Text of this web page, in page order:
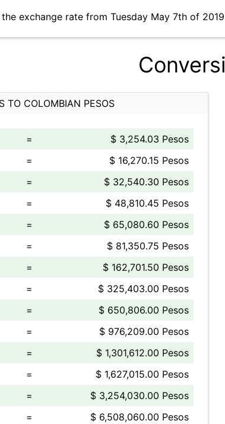
exchange rate from Tuesday May 7th of
TO COLOMBIAN PESOS
=
$ 3,254.03 Pesos
=
$ 16,270.15 Pesos
=
$ 32,540.30 Pesos
=
$ 48,810.45 Pesos
=
$ 65,080.60 Pesos
=
$ 81,350.75 Pesos
=
$ 162,701.50 Pesos
=
$ 325,403.00 Pesos
=
$ 650,806.00 Pesos
=
$ 976,209.00 Pesos
=
$ 1,301,612.00 Pesos
=
$ 1,627,015.00 Pesos
=
$ 3,254,030.00 Pesos
= $ 6,508,060.00 Pesos